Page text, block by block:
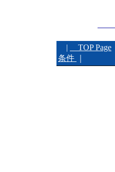
| TOP Page
条件